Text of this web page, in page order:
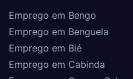
Emprego em Bengo
Emprego em Benguela
Emprego em Bié
Emprego em Cabinda